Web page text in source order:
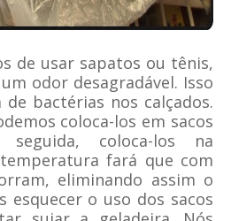
de usar sapatos ou tênis,
odor desagradável. Isso
de bactérias nos calçados.
coloca-los em sacos
coloca-los na
fará que com
eliminando assim o
esquecer o uso dos sacos